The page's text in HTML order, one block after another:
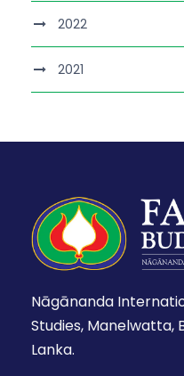
2022
2021
Nāgānanda
Studies, Manelwatta,
Lanka.